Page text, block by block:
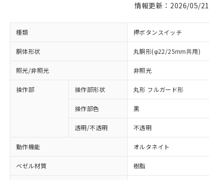
情報更新：2026/05/21
種類 押ボタンスイッチ
胴体形状 丸胴形(φ22/25mm共用)
照光/非照光 非照光
操作部 操作部形状 丸形 フルガード形
操作部色 黒
透明/不透明 不透明
動作機能 オルタネイト
ベゼル材質 樹脂